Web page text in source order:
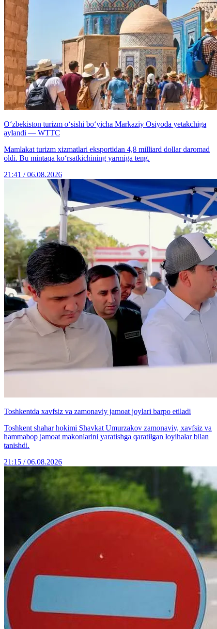
O‘zbekiston turizm o‘sishi bo‘yicha Markaziy Osiyoda yetakchiga
aylandi — WTTC
Mamlakat turizm xizmatlari eksportidan 4,8 milliard dollar daromad
oldi. Bu mintaqa ko‘rsatkichining yarmiga teng.
21:41 / 06.08.2026
Toshkentda xavfsiz va zamonaviy jamoat joylari barpo etiladi
Toshkent shahar hokimi Shavkat Umurzakov zamonaviy, xavfsiz va
hammabop jamoat makonlarini yaratishga qaratilgan loyihalar bilan
tanishdi.
21:15 / 06.08.2026